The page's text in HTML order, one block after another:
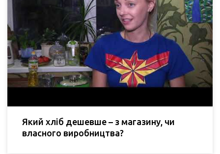
Який хліб дешевше – з магазину, чи
власного виробництва?